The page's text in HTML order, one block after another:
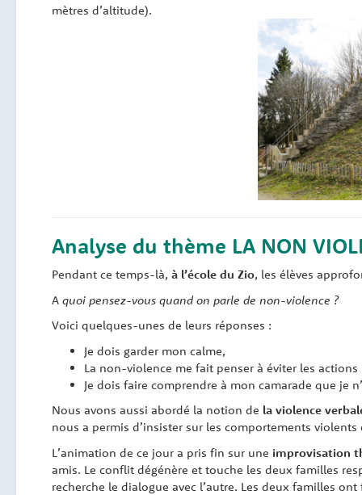
mètres d’altitude).
Analyse du thème LA NON
Pendant ce temps-là, à l’école du Zio, les élèves
A quoi pensez-vous quand on parle de non-violence ?
Voici quelques-unes de leurs réponses :
Je dois garder mon calme,
La non-violence me fait penser à éviter les
Je dois faire comprendre à mon camarade que je
Nous avons aussi abordé la notion de la violence
nous a permis d’insister sur les comportements
L’animation de ce jour a pris fin sur une improvisation
amis. Le conflit dégénère et touche les deux familles
recherche le dialogue avec l’autre. Les deux familles